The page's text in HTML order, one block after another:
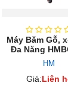
Máy Băm Gỗ,
Đa Năng
HM
Giá:Liên